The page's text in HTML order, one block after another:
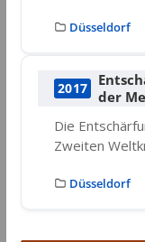
Düsseldorf
2017
der
Die
Zweiten
Düsseldorf